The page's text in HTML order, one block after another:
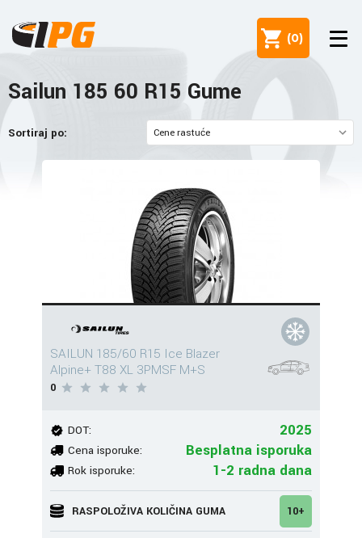
(0)
Sailun 185 60 R15 Gume
Sortiraj po:
SAILUN 185/60 R15 Ice Blazer
Alpine+ T88 XL 3PMSF M+S
0
DOT: 2025
Cena isporuke: Besplatna isporuka
Rok isporuke: 1-2 radna dana
RASPOLOŽIVA KOLIČINA GUMA 10+